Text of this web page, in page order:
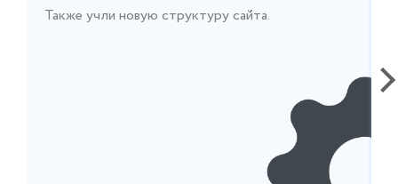
Также учли новую структуру сайта.